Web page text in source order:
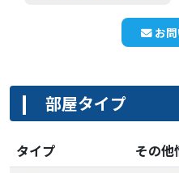
お問
部屋タイプ
タイプ
その他